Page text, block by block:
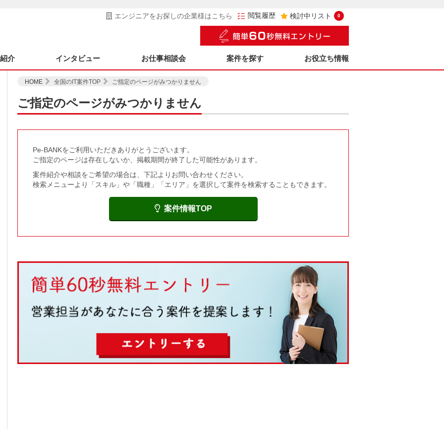
エンジニアをお探しの企業様はこちら 閲覧履歴 検討中リスト 0
介 インタビュー お仕事相談会 案件を探す お役立ち情報
HOME 全国のIT案件TOP ご指定のページがみつかりません
ご指定のページがみつかりません
Pe-BANKをご利用いただきありがとうございます。
ご指定のページは存在しないか、掲載期間が終了した可能性があります。
案件紹介や相談をご希望の場合は、下記よりお問い合わせください。
検索メニューより「スキル」や「職種」「エリア」を選択して案件を検索することもできます。
案件情報TOP